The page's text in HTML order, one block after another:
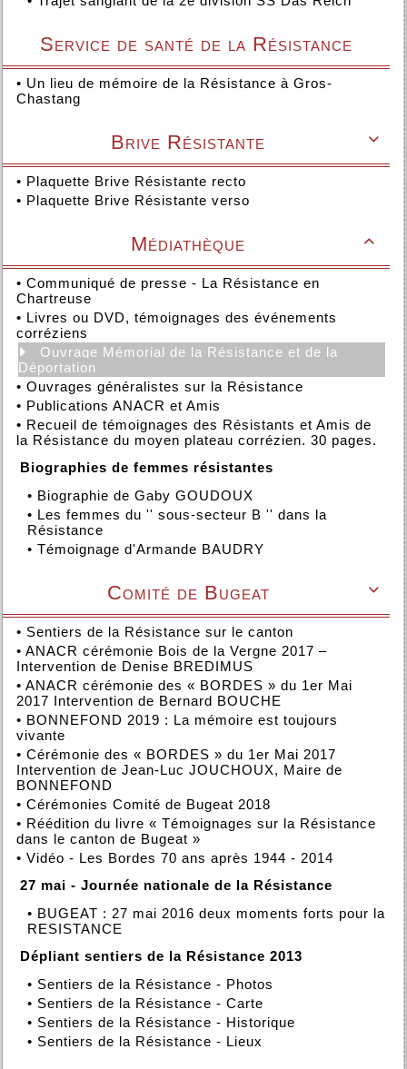
Service de santé de la Résistance
• Un lieu de mémoire de la Résistance à Gros-
Chastang

Brive Résistante
• Plaquette Brive Résistante recto
• Plaquette Brive Résistante verso

Médiathèque
• Communiqué de presse - La Résistance en
Chartreuse
• Livres ou DVD, témoignages des événements
corréziens
Ouvrage Mémorial de la Résistance et de la
Déportation
• Ouvrages généralistes sur la Résistance
• Publications ANACR et Amis
• Recueil de témoignages des Résistants et Amis de
la Résistance du moyen plateau corrézien. 30 pages.
Biographies de femmes résistantes
• Biographie de Gaby GOUDOUX
• Les femmes du '' sous-secteur B '' dans la
Résistance
• Témoignage d'Armande BAUDRY

Comité de Bugeat
• Sentiers de la Résistance sur le canton
• ANACR cérémonie Bois de la Vergne 2017 –
Intervention de Denise BREDIMUS
• ANACR cérémonie des « BORDES » du 1er Mai
2017 Intervention de Bernard BOUCHE
• BONNEFOND 2019 : La mémoire est toujours
vivante
• Cérémonie des « BORDES » du 1er Mai 2017
Intervention de Jean-Luc JOUCHOUX, Maire de
BONNEFOND
• Cérémonies Comité de Bugeat 2018
• Réédition du livre « Témoignages sur la Résistance
dans le canton de Bugeat »
• Vidéo - Les Bordes 70 ans après 1944 - 2014
27 mai - Journée nationale de la Résistance
• BUGEAT : 27 mai 2016 deux moments forts pour la
RESISTANCE
Dépliant sentiers de la Résistance 2013
• Sentiers de la Résistance - Photos
• Sentiers de la Résistance - Carte
• Sentiers de la Résistance - Historique
• Sentiers de la Résistance - Lieux